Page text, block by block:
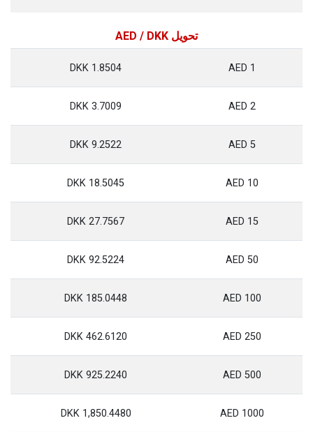
تحويل AED / DKK
1 AED
1.8504 DKK
2 AED
3.7009 DKK
5 AED
9.2522 DKK
10 AED
18.5045 DKK
15 AED
27.7567 DKK
50 AED
92.5224 DKK
100 AED
185.0448 DKK
250 AED
462.6120 DKK
500 AED
925.2240 DKK
1000 AED
1,850.4480 DKK